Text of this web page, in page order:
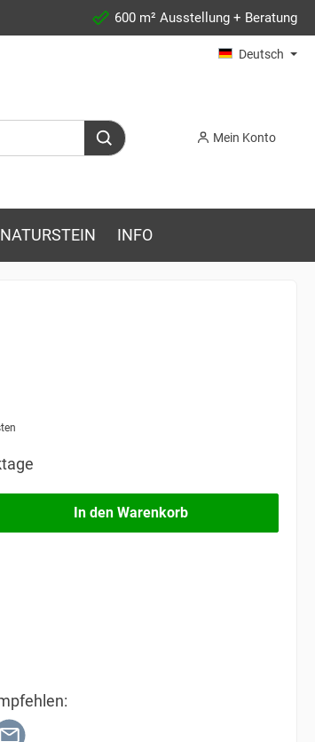
600 m² Ausstellung + Beratung
Deutsch
Mein Konto
NATURSTEIN INFO
In den Warenkorb